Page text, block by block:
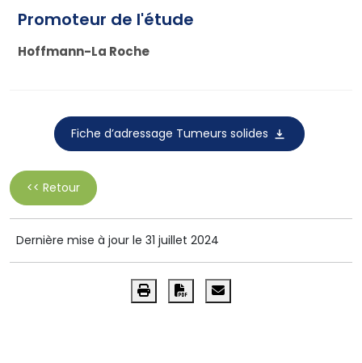
Promoteur de l'étude
Hoffmann-La Roche
Fiche d’adressage Tumeurs solides
<< Retour
Dernière mise à jour le 31 juillet 2024